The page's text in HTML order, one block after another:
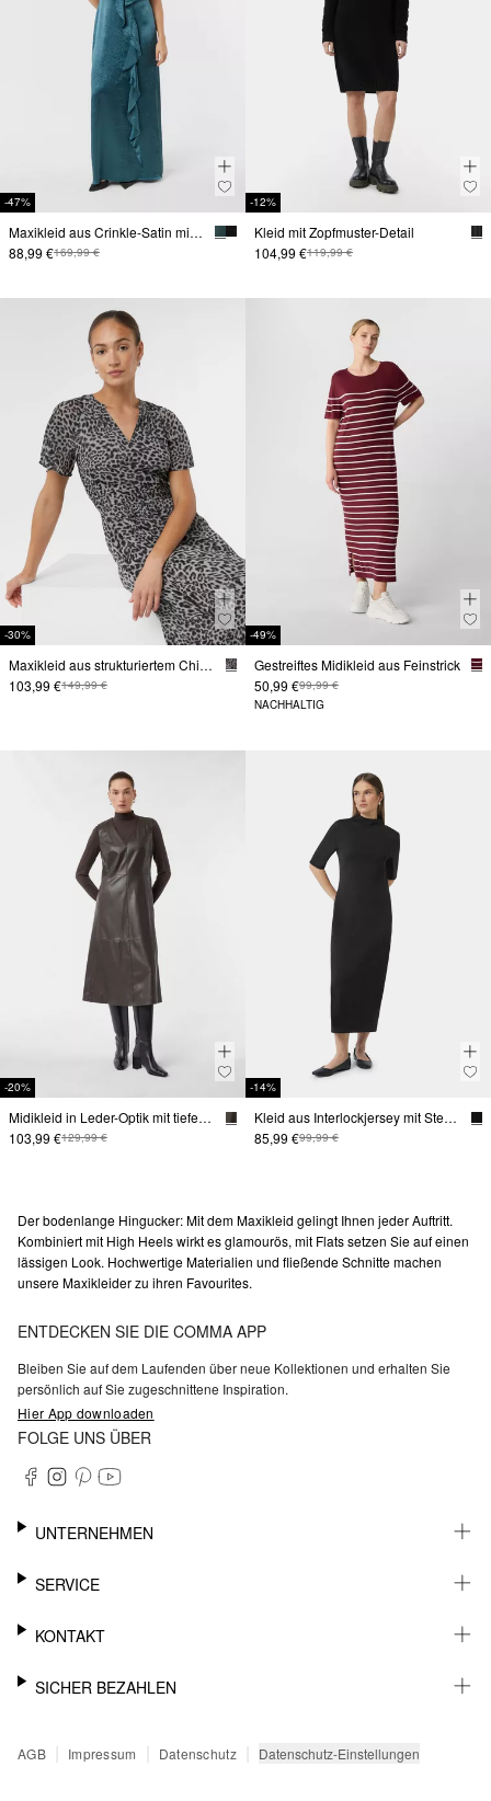
-47%
Maxikleid aus Crinkle-Satin mit tiefem V-Ausschnitt
88,99 €169,99 €
-12%
Kleid mit Zopfmuster-Detail
104,99 €119,99 €
-30%
Maxikleid aus strukturiertem Chiffon
103,99 €149,99 €
-49%
Gestreiftes Midikleid aus Feinstrick
50,99 €99,99 €
NACHHALTIG
-20%
Midikleid in Leder-Optik mit tiefem V-Ausschnitt
103,99 €129,99 €
-14%
Kleid aus Interlockjersey mit Stehkragen
85,99 €99,99 €
Der bodenlange Hingucker: Mit dem Maxikleid gelingt Ihnen jeder Auftritt.
Kombiniert mit High Heels wirkt es glamourös, mit Flats setzen Sie auf einen
lässigen Look. Hochwertige Materialien und fließende Schnitte machen
unsere Maxikleider zu ihren Favourites.
ENTDECKEN SIE DIE COMMA APP
Bleiben Sie auf dem Laufenden über neue Kollektionen und erhalten Sie
persönlich auf Sie zugeschnittene Inspiration.
Hier App downloaden
FOLGE UNS ÜBER
UNTERNEHMEN
KARRIERE
BARRIEREFREIHEIT
SERVICE
WHATSAPP
MEIN KONTO
SENDUNGSVERFOLGUNG
KONTAKT
SUPPORT
SICHER BEZAHLEN
PAYPAL
AGB | Impressum | Datenschutz | Datenschutz-Einstellungen